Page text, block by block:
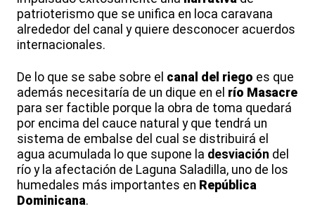
patrioterismo que se unifica en loca caravana
alrededor del canal y quiere desconocer acuerdos
internacionales.
De lo que se sabe sobre el canal del riego es que
además necesitaría de un dique en el río Masacre
para ser factible porque la obra de toma quedará
por encima del cauce natural y que tendrá un
sistema de embalse del cual se distribuirá el
agua acumulada lo que supone la desviación del
río y la afectación de Laguna Saladilla, uno de los
humedales más importantes en República
Dominicana.